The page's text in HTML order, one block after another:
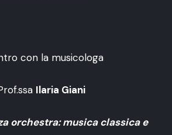
con la musicologa
Ilaria Giani
orchestra: musica classica e